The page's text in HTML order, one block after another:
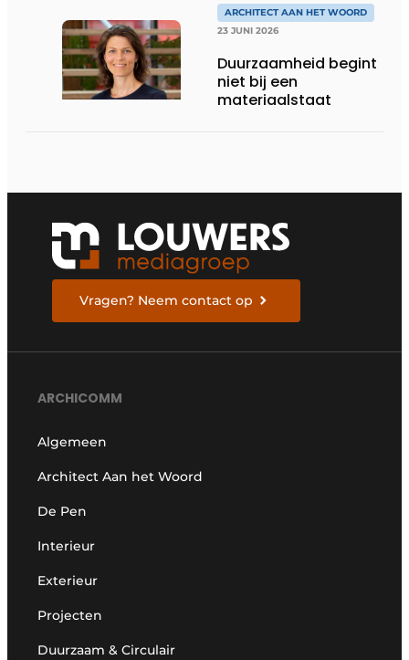
TOEKOMST
ARCHITECT AAN HET WOORD
23 JUNI 2026
Duurzaamheid begint
niet bij een
materiaalstaat
Vragen? Neem contact op
ARCHICOMM
Algemeen
Architect Aan het Woord
De Pen
Interieur
Exterieur
Projecten
Duurzaam & Circulair